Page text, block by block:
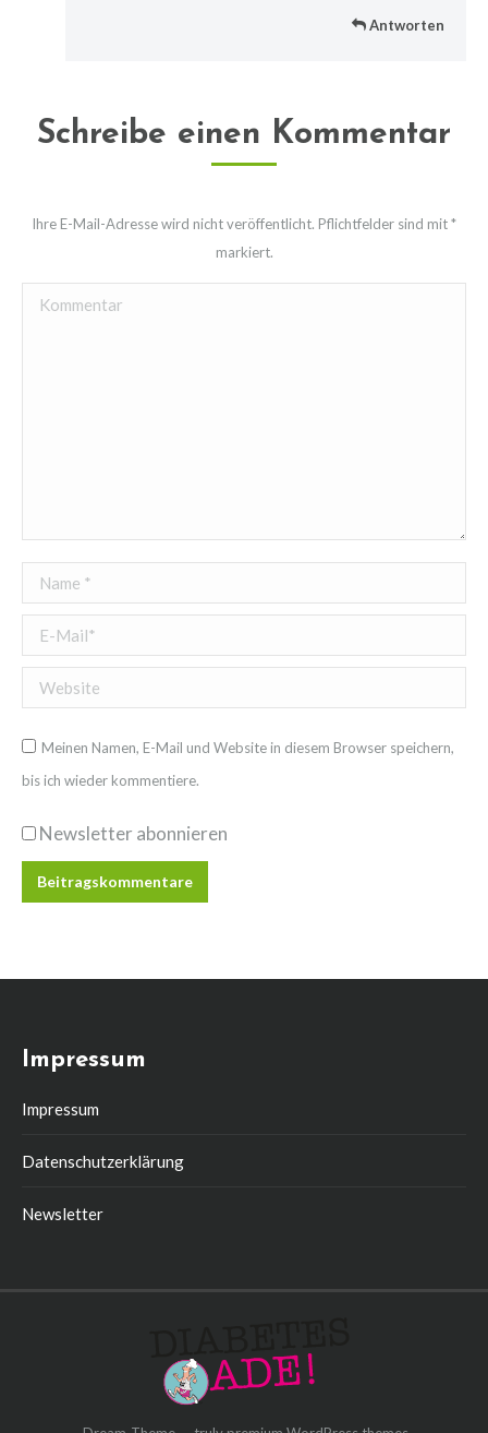
Antworten
Schreibe einen Kommentar
Ihre E-Mail-Adresse wird nicht veröffentlicht. Pflichtfelder sind mit*
markiert.
Kommentar
Name *
E-Mail *
Website
Meinen Namen, E-Mail und Website in diesem Browser speichern,
bis ich wieder kommentiere.
Newsletter abonnieren
Beitragskommentare
Impressum
Impressum
Datenschutzerklärung
Newsletter